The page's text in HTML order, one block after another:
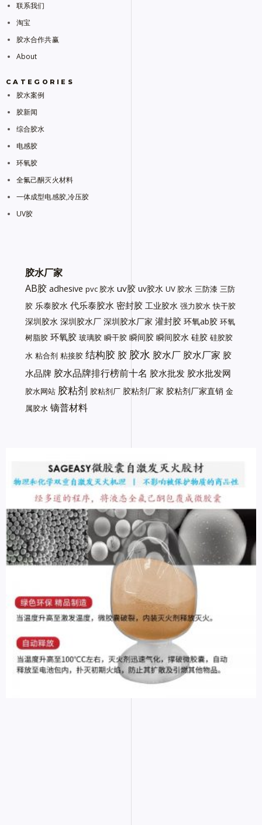
联系我们
淘宝
胶水合作共赢
About
CATEGORIES
胶水案例
胶新闻
综合胶水
电感胶
环氧胶
全氟己酮灭火材料
一体成型电感胶,冷压胶
UV胶
胶水厂家
AB胶 adhesive pvc 胶水 uv胶 uv胶水 UV 胶水 三防漆 三防
胶 乐泰胶水 代乐泰胶水 密封胶 工业胶水 强力胶水 快干胶
深圳胶水 深圳胶水厂 深圳胶水厂家 灌封胶 环氧ab胶 环氧
树脂胶 环氧胶 玻璃胶 瞬干胶 瞬间胶 瞬间胶水 硅胶 硅胶胶
水 粘合剂 粘接胶 结构胶 胶 胶水 胶水厂 胶水厂家 胶
水品牌 胶水品牌排行榜前十名 胶水批发 胶水批发网
胶水网站 胶粘剂 胶粘剂厂 胶粘剂厂家 胶粘剂厂家直销 金
属胶水 镝普材料